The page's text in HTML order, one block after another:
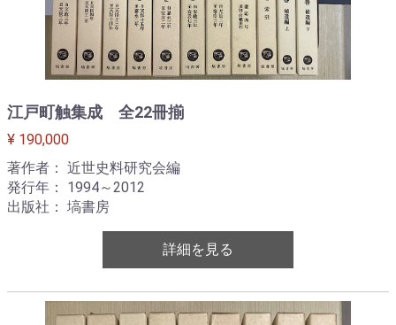
江戸町触集成 全22冊揃
¥ 190,000
著作者： 近世史料研究会編
発行年： 1994～2012
出版社： 塙書房
詳細を見る